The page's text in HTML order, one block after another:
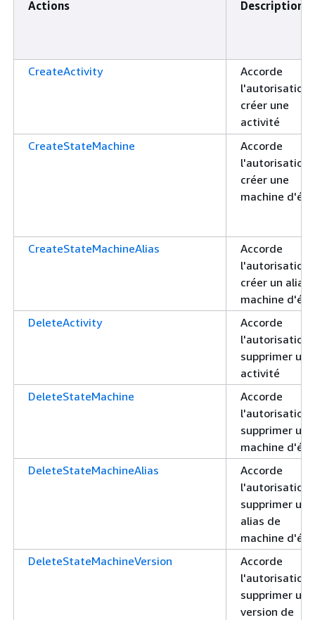
Actions Description
CreateActivity
Accorde
l'autorisation
créer une
activité
CreateStateMachine
Accorde
l'autorisation
créer une
machine
CreateStateMachineAlias
Accorde
l'autorisation
créer un alias
machine
DeleteActivity
Accorde
l'autorisation
supprimer une
activité
DeleteStateMachine
Accorde
l'autorisation
supprimer une
machine
DeleteStateMachineAlias
Accorde
l'autorisation
supprimer un
alias de
machine
DeleteStateMachineVersion
Accorde
l'autorisation
supprimer une
version de